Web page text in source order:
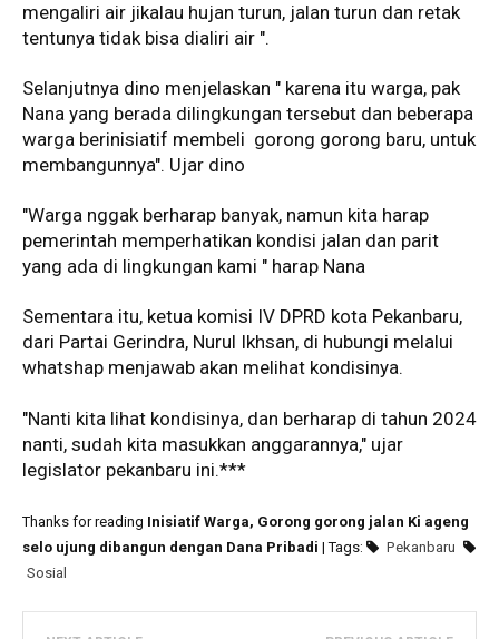
mengaliri air jikalau hujan turun, jalan turun dan retak
tentunya tidak bisa dialiri air ".
Selanjutnya dino menjelaskan " karena itu warga, pak
Nana yang berada dilingkungan tersebut dan beberapa
warga berinisiatif membeli gorong gorong baru, untuk
membangunnya". Ujar dino
"Warga nggak berharap banyak, namun kita harap
pemerintah memperhatikan kondisi jalan dan parit
yang ada di lingkungan kami " harap Nana
Sementara itu, ketua komisi IV DPRD kota Pekanbaru,
dari Partai Gerindra, Nurul Ikhsan, di hubungi melalui
whatshap menjawab akan melihat kondisinya.
"Nanti kita lihat kondisinya, dan berharap di tahun 2024
nanti, sudah kita masukkan anggarannya," ujar
legislator pekanbaru ini.***
Thanks for reading Inisiatif Warga, Gorong gorong jalan Ki ageng
selo ujung dibangun dengan Dana Pribadi | Tags:
Pekanbaru
Sosial